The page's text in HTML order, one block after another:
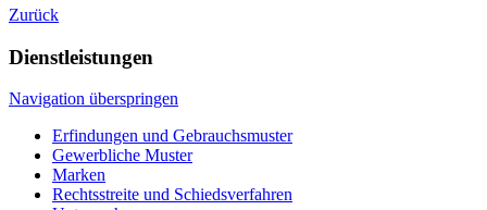
Zurück
Dienstleistungen
Navigation überspringen
Erfindungen und Gebrauchsmuster
Gewerbliche Muster
Marken
Rechtsstreite und Schiedsverfahren